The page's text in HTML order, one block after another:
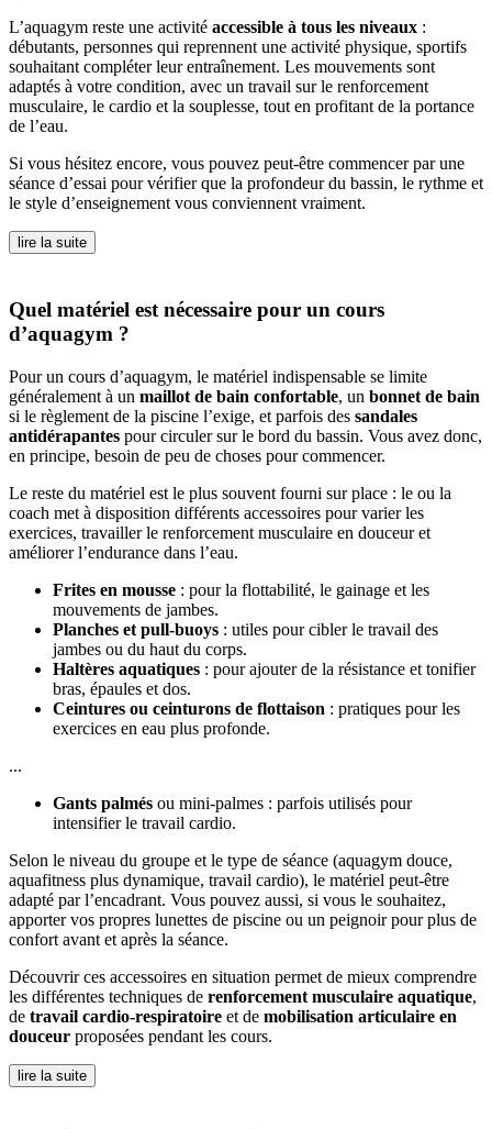
L’aquagym reste une activité accessible à tous les niveaux :
débutants, personnes qui reprennent une activité physique, sportifs
souhaitant compléter leur entraînement. Les mouvements sont
adaptés à votre condition, avec un travail sur le renforcement
musculaire, le cardio et la souplesse, tout en profitant de la portance
de l’eau.
Si vous hésitez encore, vous pouvez peut-être commencer par une
séance d’essai pour vérifier que la profondeur du bassin, le rythme et
le style d’enseignement vous conviennent vraiment.
lire la suite
Quel matériel est nécessaire pour un cours
d’aquagym ?
Pour un cours d’aquagym, le matériel indispensable se limite
généralement à un maillot de bain confortable, un bonnet de bain
si le règlement de la piscine l’exige, et parfois des sandales
antidérapantes pour circuler sur le bord du bassin. Vous avez donc,
en principe, besoin de peu de choses pour commencer.
Le reste du matériel est le plus souvent fourni sur place : le ou la
coach met à disposition différents accessoires pour varier les
exercices, travailler le renforcement musculaire en douceur et
améliorer l’endurance dans l’eau.
Frites en mousse : pour la flottabilité, le gainage et les
mouvements de jambes.
Planches et pull-buoys : utiles pour cibler le travail des
jambes ou du haut du corps.
Haltères aquatiques : pour ajouter de la résistance et tonifier
bras, épaules et dos.
Ceintures ou ceinturons de flottaison : pratiques pour les
exercices en eau plus profonde.
...
Gants palmés ou mini-palmes : parfois utilisés pour
intensifier le travail cardio.
Selon le niveau du groupe et le type de séance (aquagym douce,
aquafitness plus dynamique, travail cardio), le matériel peut-être
adapté par l’encadrant. Vous pouvez aussi, si vous le souhaitez,
apporter vos propres lunettes de piscine ou un peignoir pour plus de
confort avant et après la séance.
Découvrir ces accessoires en situation permet de mieux comprendre
les différentes techniques de renforcement musculaire aquatique,
de travail cardio-respiratoire et de mobilisation articulaire en
douceur proposées pendant les cours.
lire la suite